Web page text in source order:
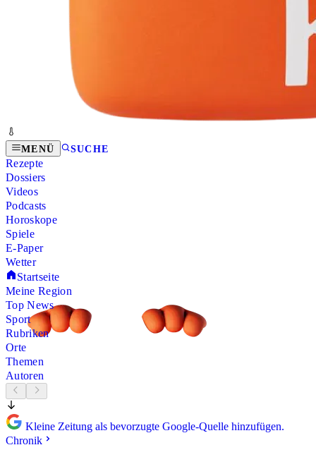
MENÜ SUCHE
Rezepte
Dossiers
Videos
Podcasts
Horoskope
Spiele
E-Paper
Wetter
Startseite
Meine Region
Top News
Sport
Rubriken
Orte
Themen
Autoren
Kleine Zeitung als bevorzugte Google-Quelle hinzufügen.
Chronik